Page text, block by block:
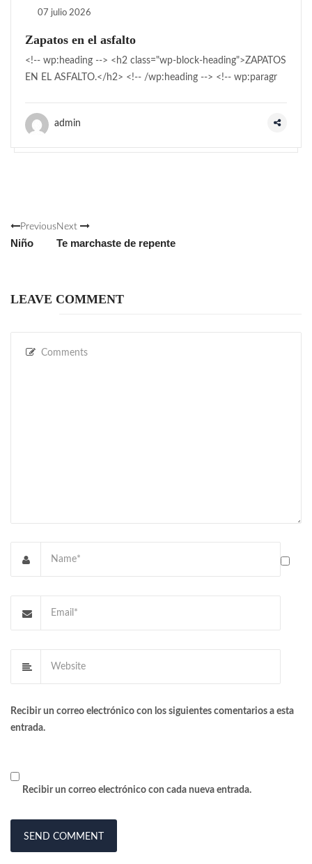
07 julio 2026
Zapatos en el asfalto
<!-- wp:heading --> <h2 class="wp-block-heading">ZAPATOS
EN EL ASFALTO.</h2> <!-- /wp:heading --> <!-- wp:paragr
admin
Previous
Niño
Next
Te marchaste de repente
LEAVE COMMENT
Recibir un correo electrónico con los siguientes comentarios a esta
entrada.
Recibir un correo electrónico con cada nueva entrada.